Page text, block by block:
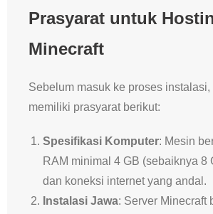
Prasyarat untuk
Minecraft
Sebelum masuk ke proses
memiliki prasyarat berikut:
Spesifikasi Komputer: Mesin
RAM minimal 4 GB (sebaiknya 8
dan koneksi internet yang andal.
Instalasi Jawa: Server Minecraft